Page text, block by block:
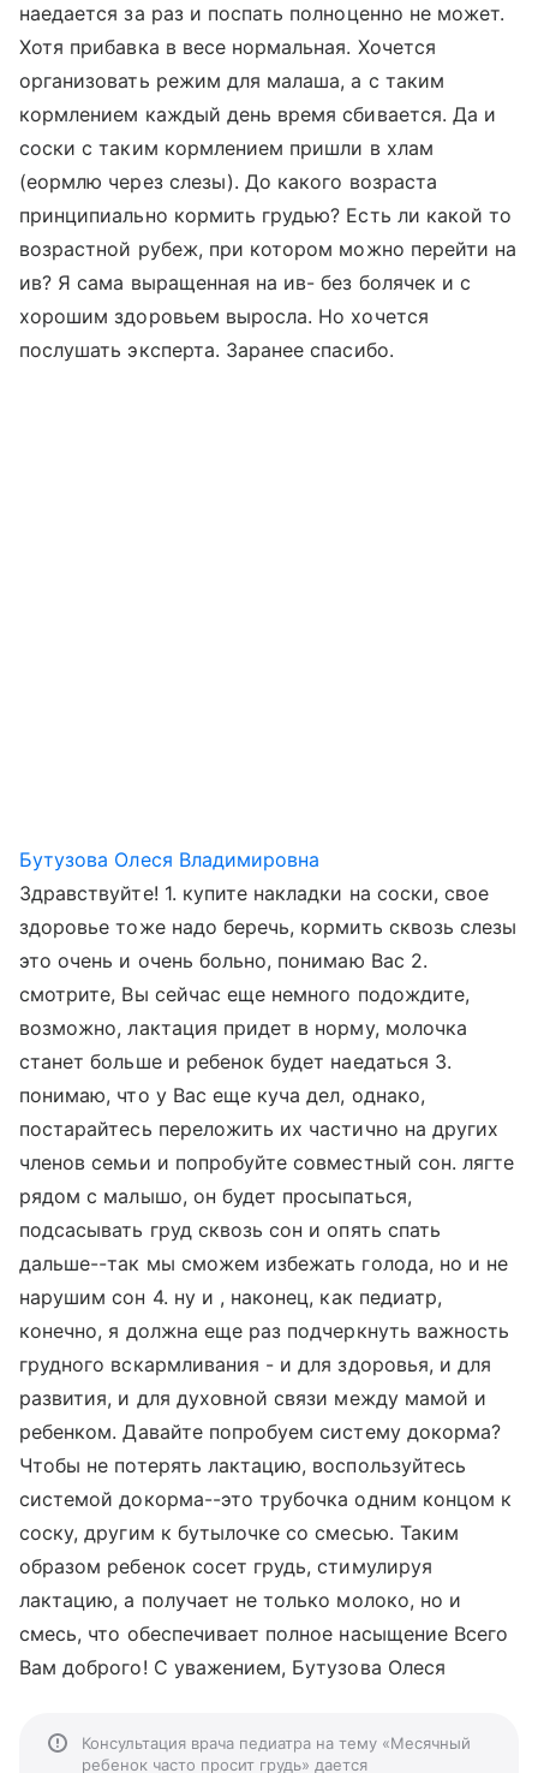
наедается за раз и поспать полноценно не может.
Хотя прибавка в весе нормальная. Хочется
организовать режим для малаша, а с таким
кормлением каждый день время сбивается. Да и
соски с таким кормлением пришли в хлам
(еормлю через слезы). До какого возраста
принципиально кормить грудью? Есть ли какой то
возрастной рубеж, при котором можно перейти на
ив? Я сама выращенная на ив- без болячек и с
хорошим здоровьем выросла. Но хочется
послушать эксперта. Заранее спасибо.
Бутузова Олеся Владимировна
Здравствуйте! 1. купите накладки на соски, свое
здоровье тоже надо беречь, кормить сквозь слезы
это очень и очень больно, понимаю Вас 2.
смотрите, Вы сейчас еще немного подождите,
возможно, лактация придет в норму, молочка
станет больше и ребенок будет наедаться 3.
понимаю, что у Вас еще куча дел, однако,
постарайтесь переложить их частично на других
членов семьи и попробуйте совместный сон. лягте
рядом с малышо, он будет просыпаться,
подсасывать груд сквозь сон и опять спать
дальше--так мы сможем избежать голода, но и не
нарушим сон 4. ну и , наконец, как педиатр,
конечно, я должна еще раз подчеркнуть важность
грудного вскармливания - и для здоровья, и для
развития, и для духовной связи между мамой и
ребенком. Давайте попробуем систему докорма?
Чтобы не потерять лактацию, воспользуйтесь
системой докорма--это трубочка одним концом к
соску, другим к бутылочке со смесью. Таким
образом ребенок сосет грудь, стимулируя
лактацию, а получает не только молоко, но и
смесь, что обеспечивает полное насыщение Всего
Вам доброго! С уважением, Бутузова Олеся
Консультация врача педиатра на тему «Месячный
ребенок часто просит грудь» дается